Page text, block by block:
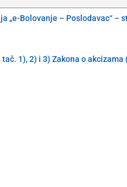
Bolovanje – Poslodavac“ –
1), 2) i 3) Zakona o